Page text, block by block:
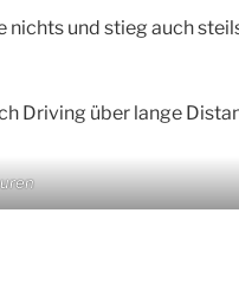
nichts und stieg auch
Driving über lange